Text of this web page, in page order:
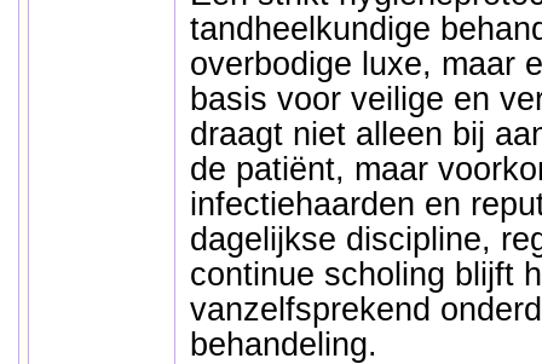
tandheelkundige
overbodige luxe, maar
basis voor veilige en
draagt niet alleen bij
de patiënt, maar
infectiehaarden en
dagelijkse discipline,
continue scholing blijft
vanzelfsprekend
behandeling.